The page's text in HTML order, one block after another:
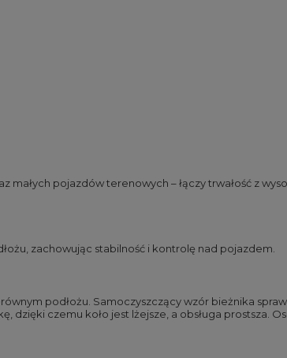
pojazdów terenowych – łączy trwałość z
zachowując stabilność i kontrolę nad pojazdem.
podłożu. Samoczyszczący wzór bieżnika
dzięki czemu koło jest lżejsze, a obsługa prostsza.